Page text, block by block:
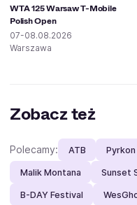
WTA 125 Warsaw T-Mobile
Polish Open
07-08.08.2026
Warszawa
Zobacz też
Polecamy: ATB
Malik Montana Sunset
B-DAY Festival